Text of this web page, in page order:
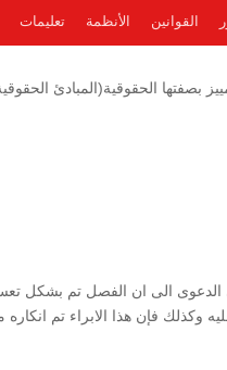
القوانين الأنظمة تعليمات
بصفتها الحقوقية(المبادئ
الى ان الفصل تم بشكل
وكذلك فإن هذا الابراء تم انكاره